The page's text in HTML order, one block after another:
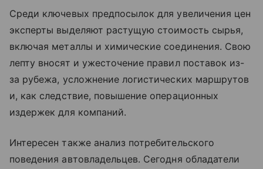
Среди ключевых предпосылок для увеличения цен
эксперты выделяют растущую стоимость сырья,
включая металлы и химические соединения. Свою
лепту вносят и ужесточение правил поставок из-
за рубежа, усложнение логистических маршрутов
и, как следствие, повышение операционных
издержек для компаний.
Интересен также анализ потребительского
поведения автовладельцев. Сегодня обладатели